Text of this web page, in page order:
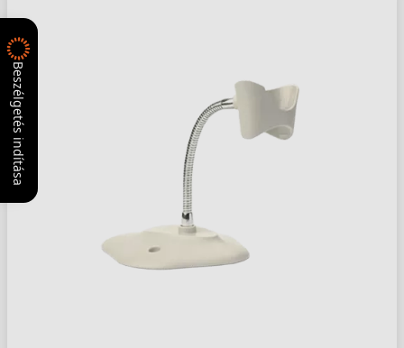
Beszélgetés indítása